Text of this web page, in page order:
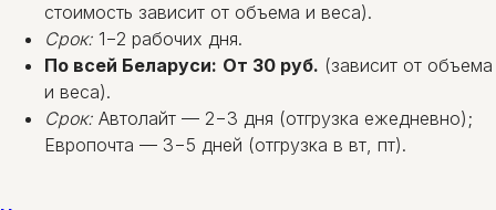
стоимость зависит от объема и веса).
Срок: 1−2 рабочих дня.
По всей Беларуси: От 30 руб. (зависит от объема
и веса).
Срок: Автолайт — 2−3 дня (отгрузка ежедневно);
Европочта — 3−5 дней (отгрузка в вт, пт).